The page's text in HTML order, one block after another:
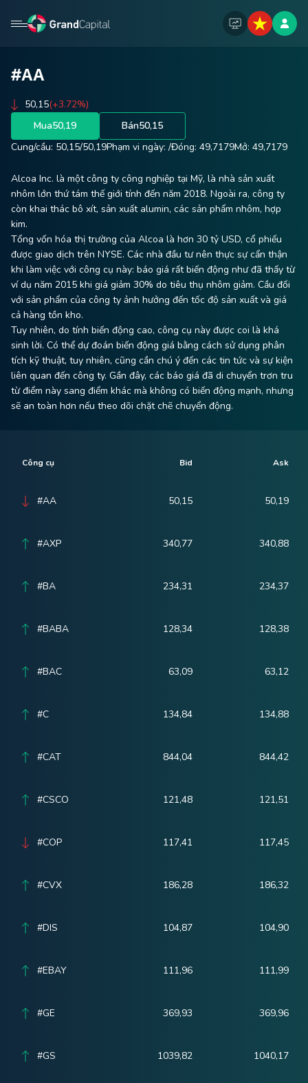
#AA
50,15(+3.72%)
Mua50,19 Bán50,15
Cung/cầu: 50,15/50,19Phạm vi ngày: /Đóng: 49,7179Mở: 49,7179
Alcoa Inc. là một công ty công nghiệp tại Mỹ, là nhà sản xuất
nhôm lớn thứ tám thế giới tính đến năm 2018. Ngoài ra, công ty
còn khai thác bô xít, sản xuất alumin, các sản phẩm nhôm, hợp
kim.
Tổng vốn hóa thị trường của Alcoa là hơn 30 tỷ USD, cổ phiếu
được giao dịch trên NYSE. Các nhà đầu tư nên thực sự cẩn thận
khi làm việc với công cụ này: báo giá rất biến động như đã thấy từ
ví dụ năm 2015 khi giá giảm 30% do tiêu thụ nhôm giảm. Cầu đối
với sản phẩm của công ty ảnh hưởng đến tốc độ sản xuất và giá
cả hàng tồn kho.
Tuy nhiên, do tính biến động cao, công cụ này được coi là khá
sinh lời. Có thể dự đoán biến động giá bằng cách sử dụng phân
tích kỹ thuật, tuy nhiên, cũng cần chú ý đến các tin tức và sự kiện
liên quan đến công ty. Gần đây, các báo giá đã di chuyển trơn tru
từ điểm này sang điểm khác mà không có biến động mạnh, nhưng
sẽ an toàn hơn nếu theo dõi chặt chẽ chuyển động.
Công cụ Bid Ask
#AA 50,15 50,19
#AXP 340,77 340,88
#BA 234,31 234,37
#BABA 128,34 128,38
#BAC 63,09 63,12
#C 134,84 134,88
#CAT 844,04 844,42
#CSCO 121,48 121,51
#COP 117,41 117,45
#CVX 186,28 186,32
#DIS 104,87 104,90
#EBAY 111,96 111,99
#GE 369,93 369,96
#GS 1039,82 1040,17